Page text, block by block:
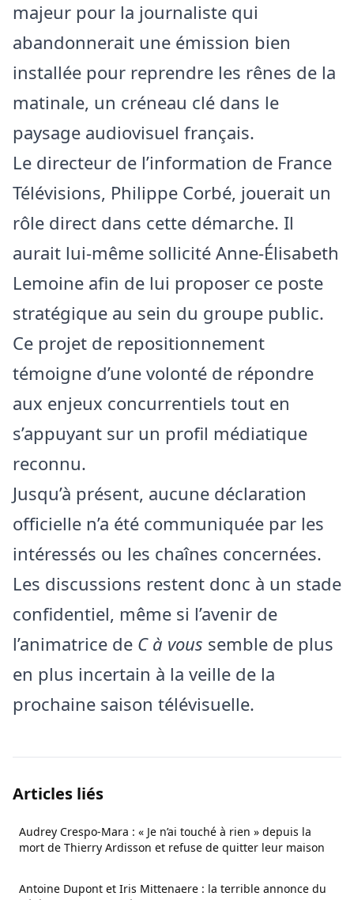
majeur pour la journaliste qui
abandonnerait une émission bien
installée pour reprendre les rênes de la
matinale, un créneau clé dans le
paysage audiovisuel français.
Le directeur de l’information de France
Télévisions, Philippe Corbé, jouerait un
rôle direct dans cette démarche. Il
aurait lui-même sollicité Anne-Élisabeth
Lemoine afin de lui proposer ce poste
stratégique au sein du groupe public.
Ce projet de repositionnement
témoigne d’une volonté de répondre
aux enjeux concurrentiels tout en
s’appuyant sur un profil médiatique
reconnu.
Jusqu’à présent, aucune déclaration
officielle n’a été communiquée par les
intéressés ou les chaînes concernées.
Les discussions restent donc à un stade
confidentiel, même si l’avenir de
l’animatrice de C à vous semble de plus
en plus incertain à la veille de la
prochaine saison télévisuelle.
Articles liés
Audrey Crespo-Mara : « Je n’ai touché à rien » depuis la
mort de Thierry Ardisson et refuse de quitter leur maison
Antoine Dupont et Iris Mittenaere : la terrible annonce du